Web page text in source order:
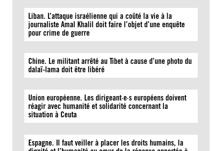
Liban. L’attaque israélienne qui a coûté la vie à la
journaliste Amal Khalil doit faire l’objet d’une enquête
pour crime de guerre
Chine. Le militant arrêté au Tibet à cause d’une photo du
dalaï-lama doit être libéré
Union européenne. Les dirigeant·e·s européens doivent
réagir avec humanité et solidarité concernant la
situation à Ceuta
Espagne. Il faut veiller à placer les droits humains, la